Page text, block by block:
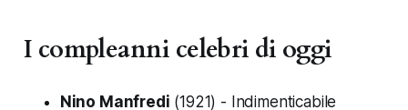
I compleanni celebri di oggi
Nino Manfredi (1921) - Indimenticabile